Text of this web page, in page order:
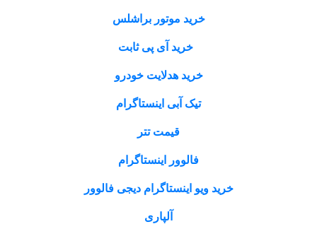
خرید موتور براشلس
خرید آی پی ثابت
خرید هدلایت خودرو
تیک آبی اینستاگرام
قیمت تتر
فالوور اینستاگرام
خرید ویو اینستاگرام دیجی فالوور
آلپاری